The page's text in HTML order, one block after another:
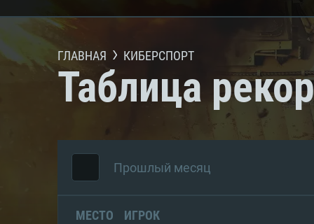
ГЛАВНАЯ КИБЕРСПОРТ
Таблица
Прошлый месяц
МЕСТО ИГРОК